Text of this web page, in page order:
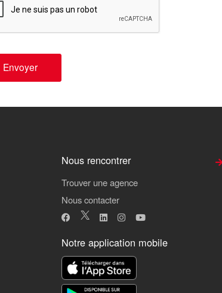
Envoyer
Nous rencontrer
Trouver une agence
Nous contacter
Notre application mobile